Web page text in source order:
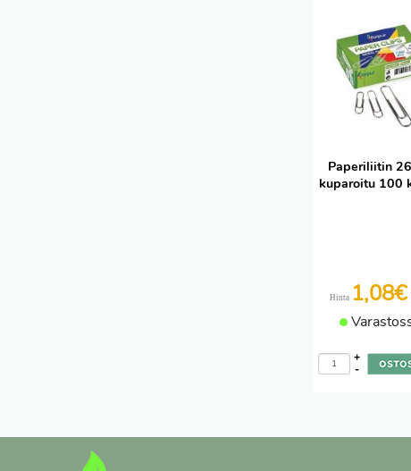
Paperiliitin
kuparoitu 100
Hinta
-
+